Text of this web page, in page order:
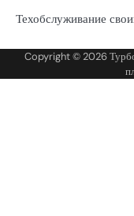
Техобслуживание
Copyright © 2026